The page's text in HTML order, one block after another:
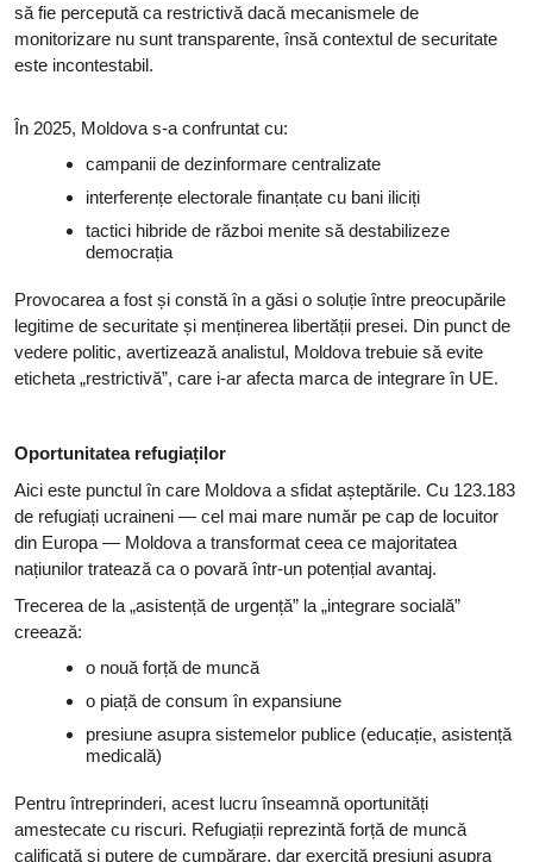
să fie percepută ca restrictivă dacă mecanismele de
monitorizare nu sunt transparente, însă contextul de securitate
este incontestabil.
În 2025, Moldova s-a confruntat cu:
campanii de dezinformare centralizate
interferențe electorale finanțate cu bani iliciți
tactici hibride de război menite să destabilizeze
democrația
Provocarea a fost și constă în a găsi o soluție între preocupările
legitime de securitate și menținerea libertății presei. Din punct de
vedere politic, avertizează analistul, Moldova trebuie să evite
eticheta „restrictivă”, care i-ar afecta marca de integrare în UE.
Oportunitatea refugiaților
Aici este punctul în care Moldova a sfidat așteptările. Cu 123.183
de refugiați ucraineni — cel mai mare număr pe cap de locuitor
din Europa — Moldova a transformat ceea ce majoritatea
națiunilor tratează ca o povară într-un potențial avantaj.
Trecerea de la „asistență de urgență” la „integrare socială”
creează:
o nouă forță de muncă
o piață de consum în expansiune
presiune asupra sistemelor publice (educație, asistență
medicală)
Pentru întreprinderi, acest lucru înseamnă oportunități
amestecate cu riscuri. Refugiații reprezintă forță de muncă
calificată și putere de cumpărare, dar exercită presiuni asupra